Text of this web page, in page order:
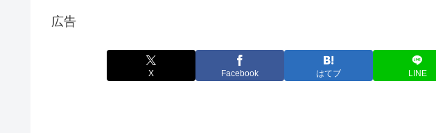
広告
X Facebook はてブ LINE